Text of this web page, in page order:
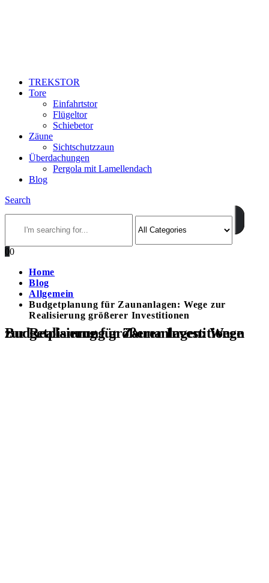
TREKSTOR
Tore
Einfahrtstor
Flügeltor
Schiebetor
Zäune
Sichtschutzzaun
Überdachungen
Pergola mit Lamellendach
Blog
Search
00
Home
Blog
Allgemein
Budgetplanung für Zaunanlagen: Wege zur
Realisierung größerer Investitionen
Budgetplanung für Zaunanlagen: Wege zur Realisierung größerer Investitionen